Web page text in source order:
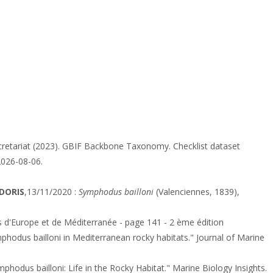
(2023). GBIF Backbone Taxonomy. Checklist dataset
08-06.
,13/11/2020 : Symphodus bailloni (Valenciennes, 1839),
d'Europe et de Méditerranée - page 141 - 2 ème édition
bailloni in Mediterranean rocky habitats." Journal of Marine
bailloni: Life in the Rocky Habitat." Marine Biology Insights.